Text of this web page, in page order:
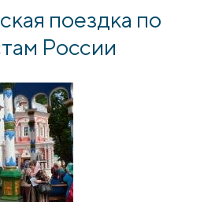
развития
поездка по
России